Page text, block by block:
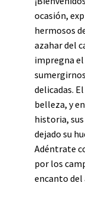
ocasión,
hermosos
azahar del
impregna
delicadas. El
belleza, y
historia,
dejado su
Adéntrate
por los
encanto del